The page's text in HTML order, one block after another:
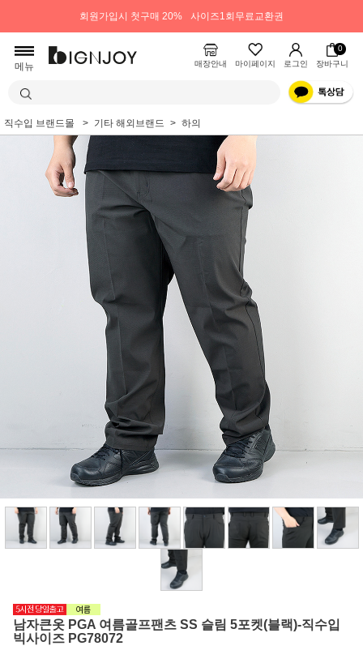
회원가입시 첫구매 20% 사이즈1회무료교환권
메뉴 매장안내 마이페이지 로그인
0
장바구니
직수입 브랜드몰 기타 해외브랜드 하의
남자큰옷 PGA 여름골프팬츠 SS 슬림 5포켓(블랙)-직수입
빅사이즈 PG78072